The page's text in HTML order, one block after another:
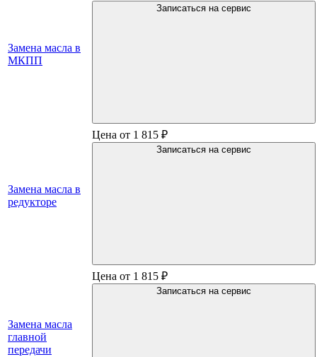
Замена масла в
МКПП
Записаться на сервис
Замена масла в
редукторе
Цена от 1 815 ₽
Записаться на сервис
Замена масла
главной
передачи
Цена от 1 815 ₽
Записаться на сервис